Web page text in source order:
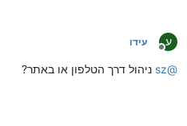
ע
מנותק
עידו
@
sz ניהול דרך הטלפון או באתר?